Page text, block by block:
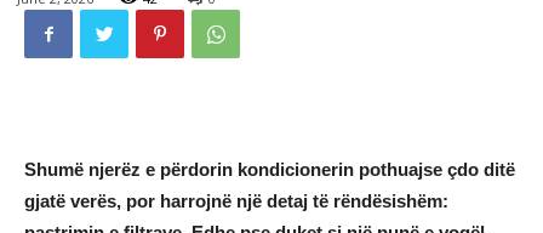
Shumë njerëz e përdorin kondicionerin pothuajse çdo ditë
gjatë verës, por harrojnë një detaj të rëndësishëm: